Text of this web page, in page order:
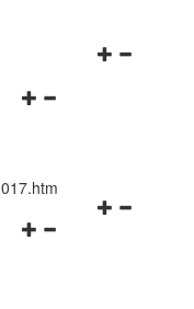
Navigationsmenü
Navigationsmenü